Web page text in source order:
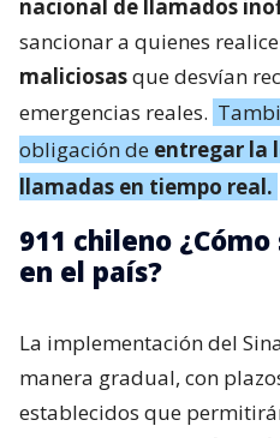
nacional de llamados
sancionar a quienes
maliciosasque desvían
emergencias reales.
obligación de entregar la
llamadas en tiempo real.
911 chileno
en el país?
La implementación del
manera gradual, con
establecidos que